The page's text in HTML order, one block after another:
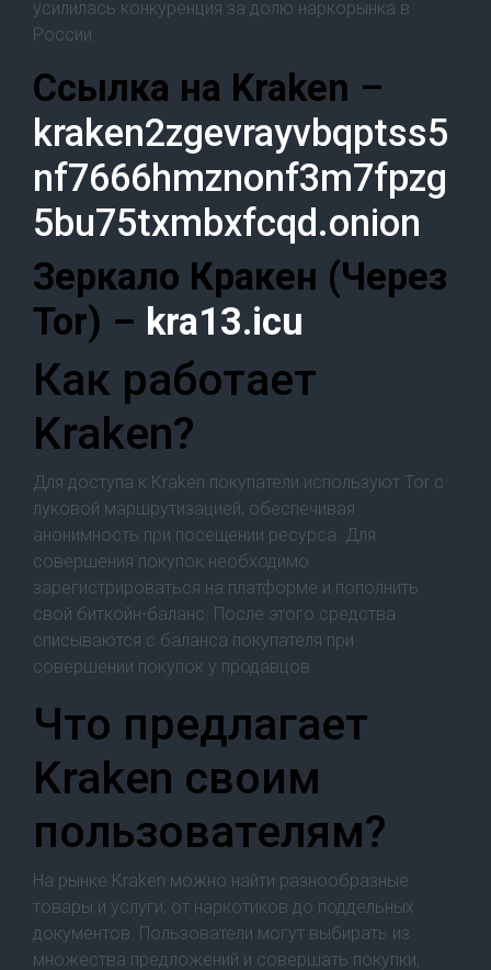
усилилась конкуренция за долю наркорынка в
России.
Cсылка на Kraken –
kraken2zgevrayvbqptss5
nf7666hmznonf3m7fpzg
5bu75txmbxfcqd.onion
Зеркало Кракен (Через
Tor) – kra13.icu
Как работает
Kraken?
Для доступа к Kraken покупатели используют Tor с
луковой маршрутизацией, обеспечивая
анонимность при посещении ресурса. Для
совершения покупок необходимо
зарегистрироваться на платформе и пополнить
свой биткойн-баланс. После этого средства
списываются с баланса покупателя при
совершении покупок у продавцов.
Что предлагает
Kraken своим
пользователям?
На рынке Kraken можно найти разнообразные
товары и услуги, от наркотиков до поддельных
документов. Пользователи могут выбирать из
множества предложений и совершать покупки,